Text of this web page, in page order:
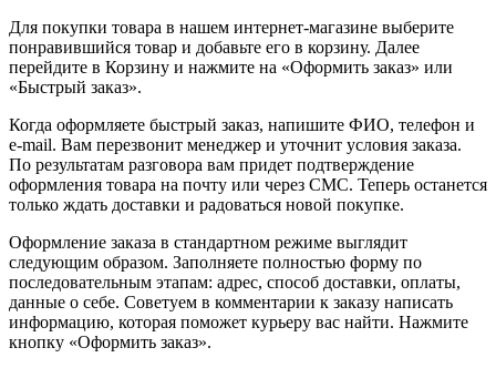
Для покупки товара в нашем интернет-магазине выберите
понравившийся товар и добавьте его в корзину. Далее
перейдите в Корзину и нажмите на «Оформить заказ» или
«Быстрый заказ».
Когда оформляете быстрый заказ, напишите ФИО, телефон и
e-mail. Вам перезвонит менеджер и уточнит условия заказа.
По результатам разговора вам придет подтверждение
оформления товара на почту или через СМС. Теперь останется
только ждать доставки и радоваться новой покупке.
Оформление заказа в стандартном режиме выглядит
следующим образом. Заполняете полностью форму по
последовательным этапам: адрес, способ доставки, оплаты,
данные о себе. Советуем в комментарии к заказу написать
информацию, которая поможет курьеру вас найти. Нажмите
кнопку «Оформить заказ».